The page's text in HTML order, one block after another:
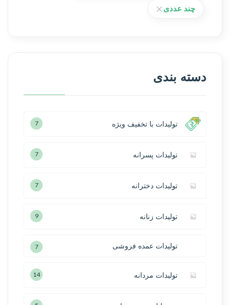
چند عددی
دسته بندی
تولیدات با تخفیف ویژه 7
تولیدات پسرانه 7
تولیدات دخترانه 7
تولیدات زنانه 9
تولیدات عمده فروشی 7
تولیدات مردانه 14